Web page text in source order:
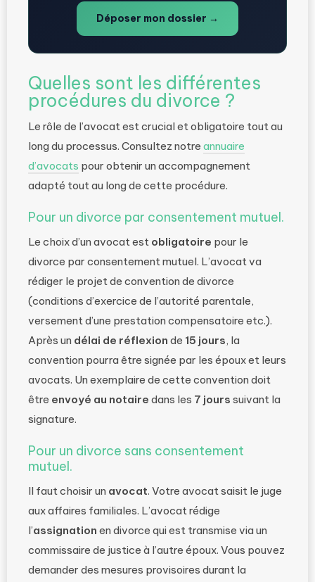
Déposer mon dossier →
Quelles sont les différentes
procédures du divorce ?
Le rôle de l’avocat est crucial et obligatoire tout au
long du processus. Consultez notre annuaire
d’avocats pour obtenir un accompagnement
adapté tout au long de cette procédure.
Pour un divorce par consentement mutuel.
Le choix d’un avocat est obligatoire pour le
divorce par consentement mutuel. L’avocat va
rédiger le projet de convention de divorce
(conditions d’exercice de l’autorité parentale,
versement d’une prestation compensatoire etc.).
Après un délai de réflexion de 15 jours, la
convention pourra être signée par les époux et leurs
avocats. Un exemplaire de cette convention doit
être envoyé au notaire dans les 7 jours suivant la
signature.
Pour un divorce sans consentement
mutuel.
Il faut choisir un avocat. Votre avocat saisit le juge
aux affaires familiales. L’avocat rédige
l’assignation en divorce qui est transmise via un
commissaire de justice à l’autre époux. Vous pouvez
demander des mesures provisoires durant la